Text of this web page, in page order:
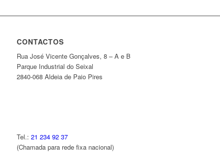
CONTACTOS
Rua José Vicente Gonçalves, 8 – A e B
Parque Industrial do Seixal
2840-068 Aldeia de Paio Pires
Tel.: 21 234 92 37
(Chamada para rede fixa nacional)